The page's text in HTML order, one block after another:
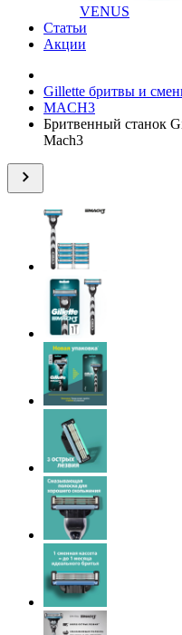
VENUS
Статьи
Акции
Gillette бритвы и
MACH3
Бритвенный станок
Mach3